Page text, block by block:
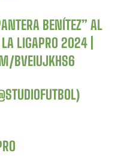
BENÍTEZ” AL
LIGAPRO 2024 |
BVEIUJKHS6